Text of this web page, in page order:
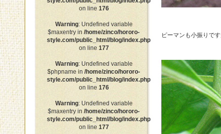
on line 176
Warning: Undefined variable
$maxentry in /home/zinco/hororo-
style.com/public_html/blog/index.php
on line 177
Warning: Undefined variable
$phpname in /home/zinco/hororo-
style.com/public_html/blog/index.php
on line 176
Warning: Undefined variable
$maxentry in /home/zinco/hororo-
style.com/public_html/blog/index.php
on line 177
ピーマンも小振りで